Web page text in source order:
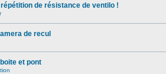
de résistance de ventilo !
de recul
et pont